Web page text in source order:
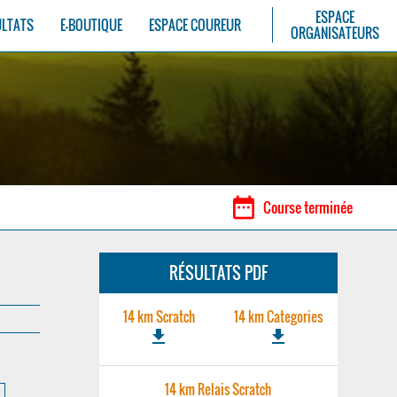
E-BOUTIQUE ESPACE COUREUR
ESPACE
ORGANISATEURS
date_range Course terminée
RÉSULTATS PDF
14 km Scratch
file_download
14 km Categories
file_download
14 km Relais Scratch